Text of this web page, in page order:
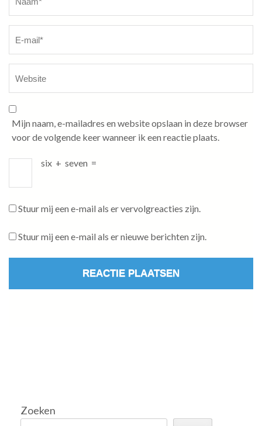
Mijn naam, e-mailadres en website opslaan in deze browser
voor de volgende keer wanneer ik een reactie plaats.
six + seven =
Stuur mij een e-mail als er vervolgreacties zijn.
Stuur mij een e-mail als er nieuwe berichten zijn.
Zoeken